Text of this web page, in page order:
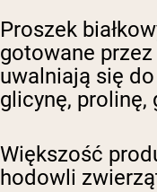
Proszek
gotowane przez
uwalniają się
glicynę,
Większość
hodowli